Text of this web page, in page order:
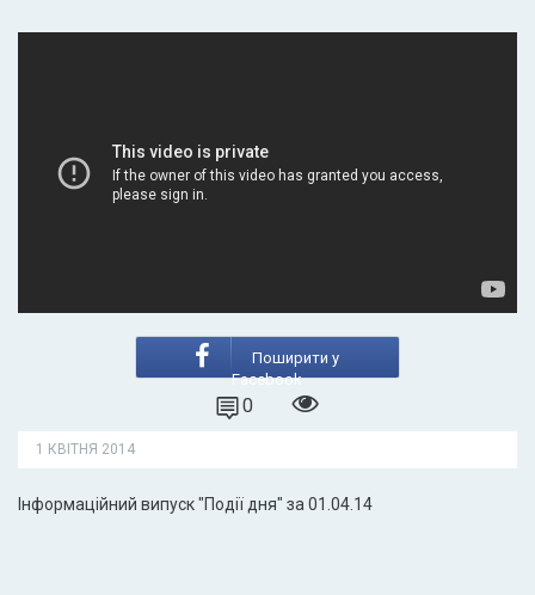
Поширити у
Facebook
0
1 КВІТНЯ 2014
Інформаційний випуск "Події дня" за 01.04.14